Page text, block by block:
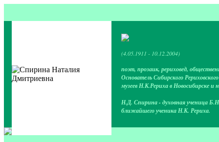
(4.05.1911 - 10.12.2004)
поэт, прозаик, рериховед,
Основатель Сибирского
музеев Н.К.Рериха в Новосибирске и
Н.Д. Спирина - духовная ученица
ближайшего ученика Н.К. Рериха.